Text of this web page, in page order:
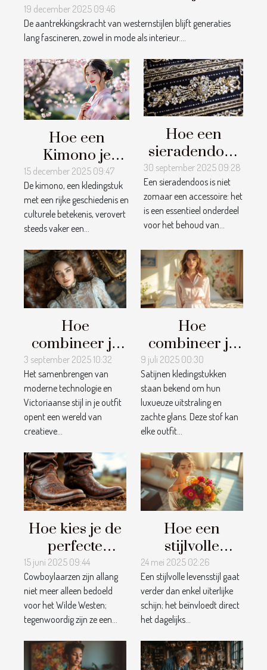
19 december 2025 09:46
De aantrekkingskracht van westernstijlen blijft generaties
lang fascineren, zowel in mode als interieur....
Hoe een
Kimono je
dagelijks leven
kan
transformeren?
15 december 2025 09:47
De kimono, een kledingstuk
met een rijke geschiedenis en
culturele betekenis, verovert
steeds vaker een...
Hoe een
sieradendoos
bijdraagt aan
het behoud
van juwelen?
30 september 2025 09:28
Een sieradendoos is niet
zomaar een accessoire: het
is een essentieel onderdeel
voor het behoud van...
Hoe
combineer je
moderne
technologie
met
Victoriaanse
stijl in je outfit?
3 september 2025 10:32
Het samenbrengen van
moderne technologie en
Victoriaanse stijl in je outfit
opent een wereld van
creatieve...
Hoe
combineer je
satijnen
kledingstukken
voor een
stijlvolle look?
9 juli 2025 00:30
Satijnen kledingstukken
staan bekend om hun
luxueuze uitstraling en
zachte glans. Deze stof kan
elke outfit...
Hoe kies je de
perfecte
cowboylaarzen
voor elke
gelegenheid?
15 juni 2025 09:44
Cowboylaarzen zijn allang
niet meer alleen bedoeld
voor het Wilde Westen;
tegenwoordig zijn ze een...
Hoe een
stijlvolle
levensstijl kan
bijdragen aan
uw dagelijks
welzijn
24 mei 2025 02:26
Een stijlvolle levensstijl gaat
verder dan enkel uiterlijke
schijn; het beïnvloedt direct
het dagelijks...